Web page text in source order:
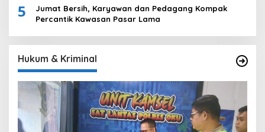
5
Jumat Bersih, Karyawan dan Pedagang Kompak
Percantik Kawasan Pasar Lama
Hukum & Kriminal